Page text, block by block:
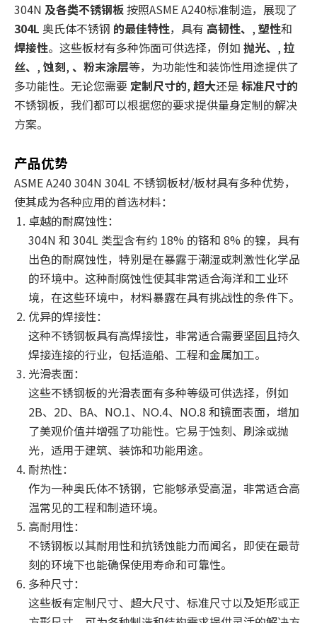
304N 及各类不锈钢板按照ASME A240标准制造，展现了
304L 奥氏体不锈钢 的最佳特性，具有 高韧性、 ,塑性和
焊接性。这些板材有多种饰面可供选择，例如 抛光、 ,拉
丝、 ,蚀刻,、粉末涂层等，为功能性和装饰性用途提供了
多功能性。无论您需要定制尺寸的,超大还是标准尺寸的
不锈钢板，我们都可以根据您的要求提供量身定制的解决
方案。
产品优势
ASME A240 304N 304L 不锈钢板材/板材具有多种优势，
使其成为各种应用的首选材料：
卓越的耐腐蚀性：
304N 和 304L 类型含有约 18% 的铬和 8% 的镍，具有
出色的耐腐蚀性，特别是在暴露于潮湿或刺激性化学品
的环境中。这种耐腐蚀性使其非常适合海洋和工业环
境，在这些环境中，材料暴露在具有挑战性的条件下。
优异的焊接性：
这种不锈钢板具有高焊接性，非常适合需要坚固且持久
焊接连接的行业，包括造船、工程和金属加工。
光滑表面：
这些不锈钢板的光滑表面有多种等级可供选择，例如
2B、2D、BA、NO.1、NO.4、NO.8 和镜面表面，增加
了美观价值并增强了功能性。它易于蚀刻、刷涂或抛
光，适用于建筑、装饰和功能用途。
耐热性：
作为一种奥氏体不锈钢，它能够承受高温，非常适合高
温常见的工程和制造环境。
高耐用性：
不锈钢板以其耐用性和抗锈蚀能力而闻名，即使在最苛
刻的环境下也能确保使用寿命和可靠性。
多种尺寸：
这些板有定制尺寸、超大尺寸、标准尺寸以及矩形或正